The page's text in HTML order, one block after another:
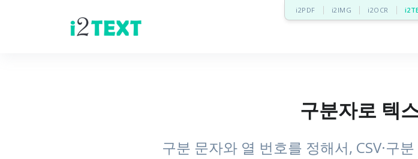
i2PDF i2IMG i2OCR
구분자로 텍
구분 문자와 열 번호를 정해서, CSV·구